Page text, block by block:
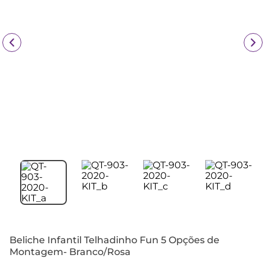
Beliche Infantil Telhadinho Fun 5 Opções de
Montagem- Branco/Rosa